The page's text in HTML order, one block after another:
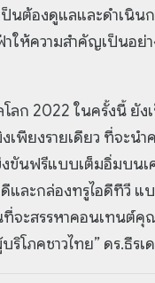
ต้องดูแลและดำเนินก
ห้ความสำคัญเป็นอย่า
ก 2022 ในครั้งนี้ ยัง
พียงรายเดียว ที่จะน
นฟรีแบบเต็มอิ่มบนเ
และกล่องทรูไอดีทีวี
จะสรรหาคอนเทนต์คุ
โภคชาวไทย” ดร.ธีรเ